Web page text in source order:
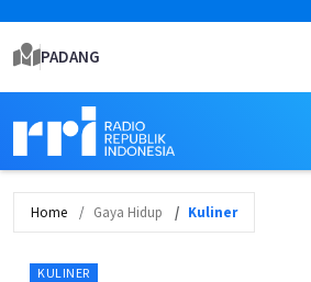
PADANG
Home Gaya Hidup Kuliner
KULINER